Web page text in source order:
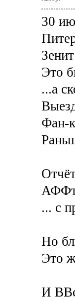
30
Это
...а
Фан-
... с
Но
Это
И